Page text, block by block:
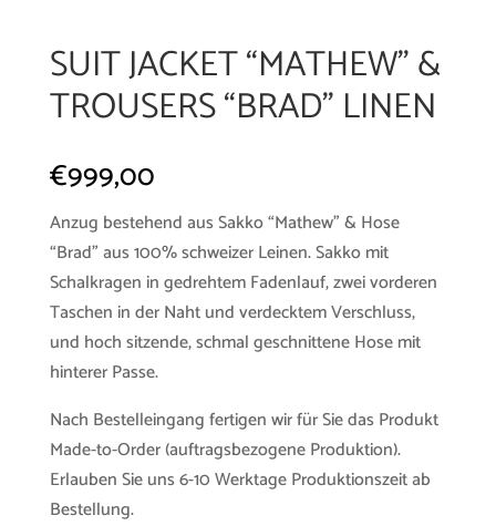
SUIT JACKET “MATHEW” &
TROUSERS “BRAD” LINEN
€999,00
Anzug bestehend aus Sakko “Mathew” & Hose
“Brad” aus 100% schweizer Leinen. Sakko mit
Schalkragen in gedrehtem Fadenlauf, zwei vorderen
Taschen in der Naht und verdecktem Verschluss,
und hoch sitzende, schmal geschnittene Hose mit
hinterer Passe.
Nach Bestelleingang fertigen wir für Sie das Produkt
Made-to-Order (auftragsbezogene Produktion).
Erlauben Sie uns 6-10 Werktage Produktionszeit ab
Bestellung.